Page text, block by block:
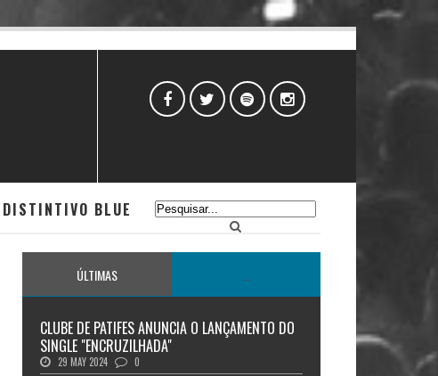
DISTINTIVO BLUE
ÚLTIMAS
CLUBE DE PATIFES ANUNCIA O LANÇAMENTO DO
SINGLE "ENCRUZILHADA"
29 MAY 2024 0